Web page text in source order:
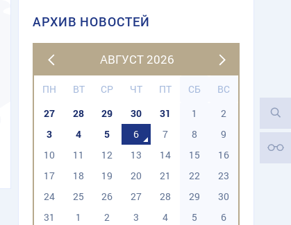
АРХИВ НОВОСТЕЙ
АВГУСТ 2026
ПН ВТ СР ЧТ ПТ СБ
ВС
27
28 29 30 31 1
2
3
4 5 6 7 8
9
10
11 12 13 14 15
16
17
18 19 20 21 22
23
24
25 26 27 28 29
30
31
1 2 3 4 5 6